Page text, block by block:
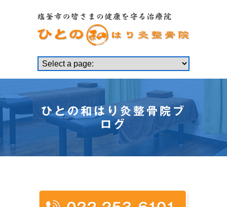
ひとの和はり灸整骨院ブ
ログ